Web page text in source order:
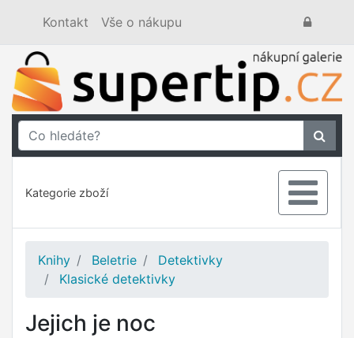
Kontakt Vše o nákupu
Kategorie zboží
Knihy Beletrie
Detektivky
Klasické detektivky
Jejich je noc